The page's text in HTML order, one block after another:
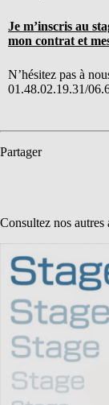
Je m’inscris au
mon contrat et
N’hésitez pas à
01.48.02.19.31/
Partager
Consultez nos autres